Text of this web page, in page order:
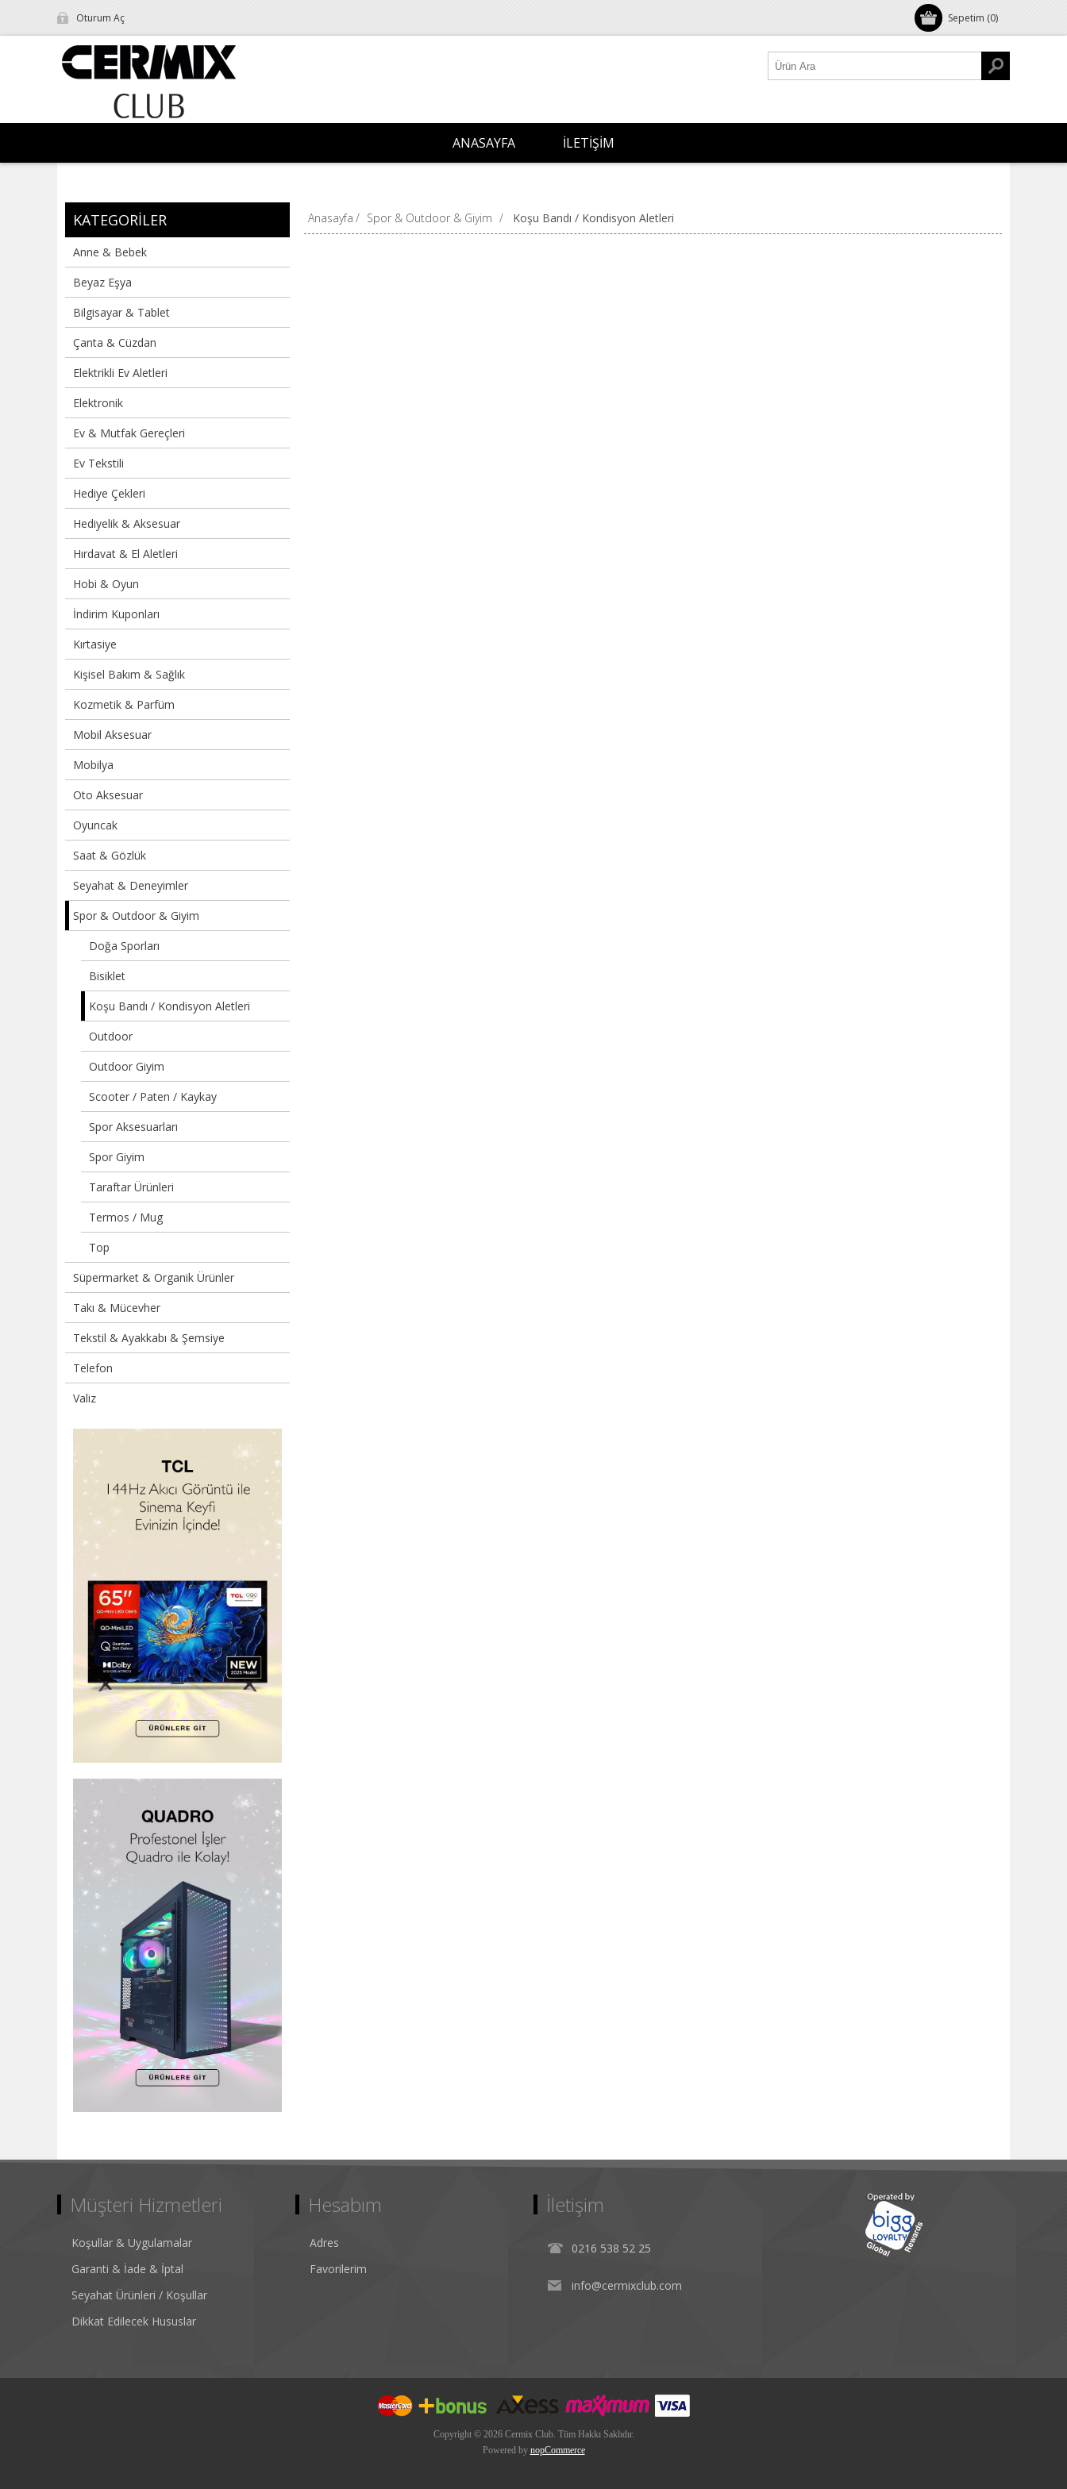
Sepetim (0)
Oturum Aç
ANASAYFA İLETIŞIM
KATEGORILER
Anne & Bebek
Beyaz Eşya
Bilgisayar & Tablet
Çanta & Cüzdan
Elektrikli Ev Aletleri
Elektronik
Ev & Mutfak Gereçleri
Ev Tekstili
Hediye Çekleri
Hediyelik & Aksesuar
Hırdavat & El Aletleri
Hobi & Oyun
İndirim Kuponları
Kırtasiye
Kişisel Bakım & Sağlık
Kozmetik & Parfüm
Mobil Aksesuar
Mobilya
Oto Aksesuar
Oyuncak
Saat & Gözlük
Seyahat & Deneyimler
Spor & Outdoor & Giyim
Doğa Sporları
Bisiklet
Koşu Bandı / Kondisyon Aletleri
Outdoor
Outdoor Giyim
Scooter / Paten / Kaykay
Spor Aksesuarları
Spor Giyim
Taraftar Ürünleri
Termos / Mug
Top
Süpermarket & Organik Ürünler
Takı & Mücevher
Tekstil & Ayakkabı & Şemsiye
Telefon
Valiz
Anasayfa / Spor & Outdoor & Giyim / Koşu Bandı / Kondisyon Aletleri
Müşteri Hizmetleri
Koşullar & Uygulamalar
Garanti & İade & İptal
Seyahat Ürünleri / Koşullar
Dikkat Edilecek Hususlar
Hesabım
Adres
Favorilerim
İletişim
0216 538 52 25
info@cermixclub.com
Copyright © 2026 Cermix Club. Tüm Hakkı Saklıdır.
Powered by nopCommerce